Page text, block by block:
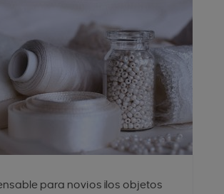
para novios ¡los objetos